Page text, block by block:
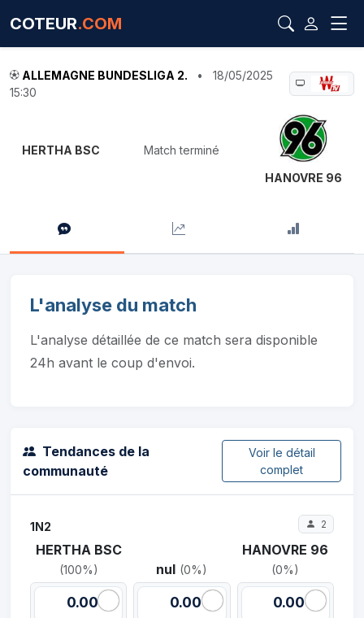
COTEUR.COM
ALLEMAGNE BUNDESLIGA 2. •
18/05/2025
15:30
HERTHA BSC
Match terminé
HANOVRE 96
L'analyse du match
L'analyse détaillée de ce match sera disponible
24h avant le coup d'envoi.
Tendances de la
communauté
Voir le détail
complet
1N2 2
HERTHA BSC
(100%)
0.00
nul (0%)
0.00
HANOVRE 96
(0%)
0.00